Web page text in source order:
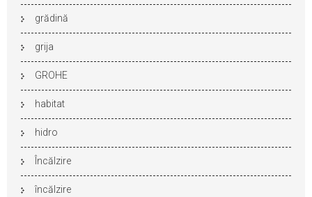
grădină
grija
GROHE
habitat
hidro
Încălzire
încălzire